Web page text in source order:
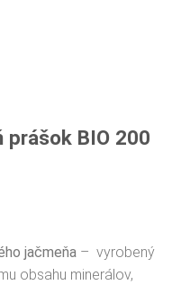
prášok BIO 200
jačmeňa – vyrobený
obsahu minerálov,